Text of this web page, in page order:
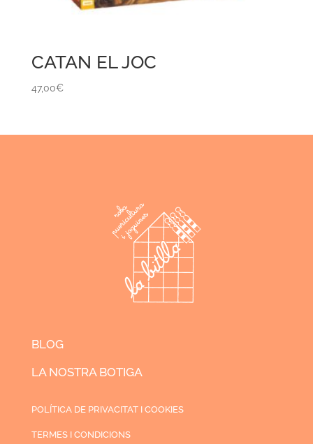
CATAN EL JOC
47,00€
BLOG
LA NOSTRA BOTIGA
POLÍTICA DE PRIVACITAT I COOKIES
TERMES I CONDICIONS